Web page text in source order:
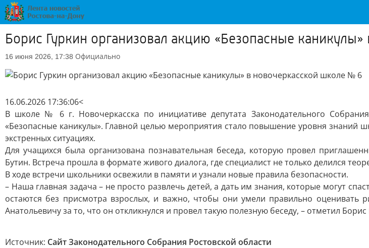
Борис Гуркин организовал акцию «Безопасные
16 июня 2026, 17:38 Официально
16.06.2026 17:36:06<
В школе № 6 г. Новочеркасска по инициативе депутата Законодательного
«Безопасные каникулы». Главной целью мероприятия стало повышение уровня знаний
экстренных ситуациях.
Для учащихся была организована познавательная беседа, которую провел
Бутин. Встреча прошла в формате живого диалога, где специалист не только делился
В ходе встречи школьники освежили в памяти и узнали новые правила безопасности.
– Наша главная задача – не просто развлечь детей, а дать им знания, которые могут
остаются без присмотра взрослых, и важно, чтобы они умели правильно оценивать
Анатольевичу за то, что он откликнулся и провел такую полезную беседу, – отметил
Источник: Сайт Законодательного Собрания Ростовской области